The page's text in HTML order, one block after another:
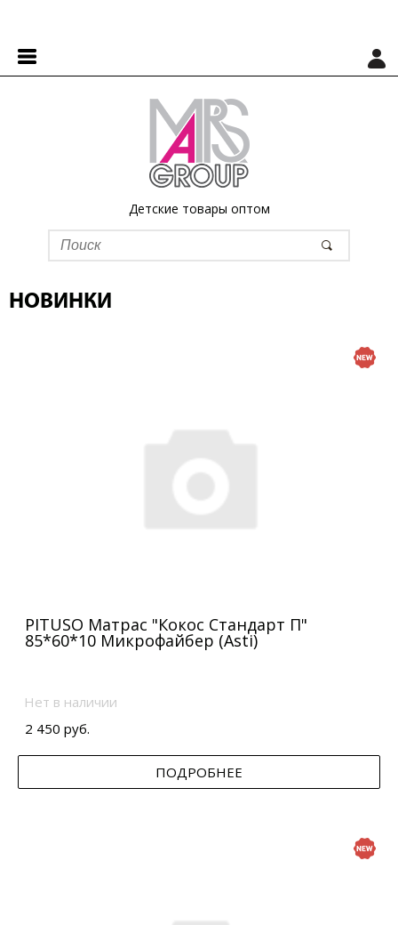
Детские товары оптом
НОВИНКИ
PITUSO Матрас "Кокос Стандарт П"
85*60*10 Микрофайбер (Asti)
Нет в наличии
2 450 руб.
ПОДРОБНЕЕ